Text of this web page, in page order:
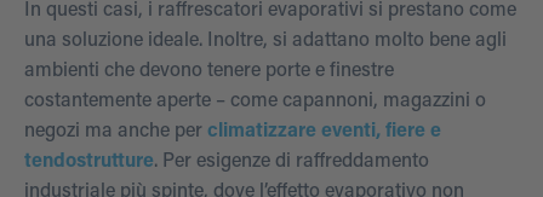
In questi casi, i raffrescatori evaporativi si prestano come
una soluzione ideale. Inoltre, si adattano molto bene agli
ambienti che devono tenere porte e finestre
costantemente aperte – come capannoni, magazzini o
negozi ma anche per climatizzare eventi, fiere e
tendostrutture. Per esigenze di raffreddamento
industriale più spinte, dove l’effetto evaporativo non